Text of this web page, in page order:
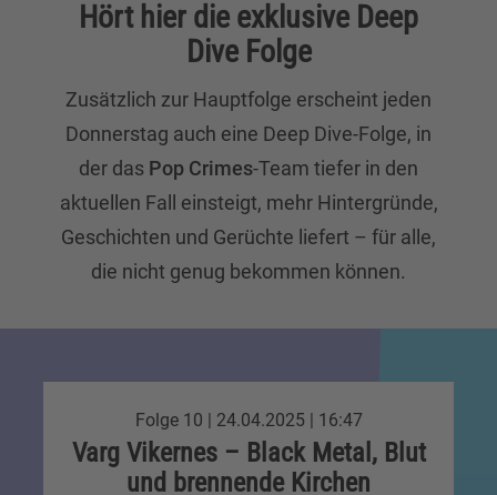
Hört hier die exklusive Deep
Dive Folge
Zusätzlich zur Hauptfolge erscheint jeden
Donnerstag auch eine Deep Dive-Folge, in
der das Pop Crimes-Team tiefer in den
aktuellen Fall einsteigt, mehr Hintergründe,
Geschichten und Gerüchte liefert – für alle,
die nicht genug bekommen können.
Folge 10 | 24.04.2025 | 16:47
Varg Vikernes – Black Metal, Blut
und brennende Kirchen